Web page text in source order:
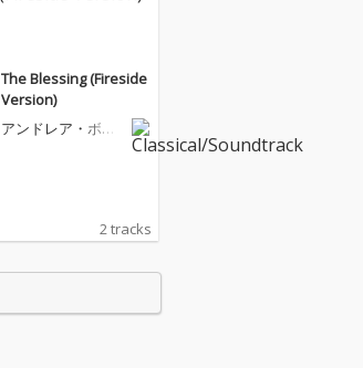
The Blessing (Fireside
Version)
アンドレア・ボチ
2 tracks